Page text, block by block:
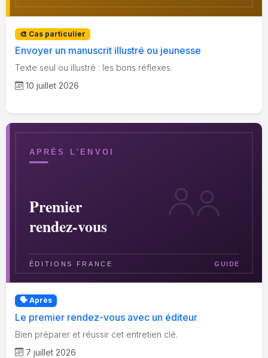
🎨 Cas particulier
Envoyer un manuscrit illustré ou jeunesse
Texte seul ou illustré : les bons réflexes.
10 juillet 2026
🗣️ Après
Le premier rendez-vous avec un éditeur
Bien préparer et réussir cet entretien clé.
7 juillet 2026